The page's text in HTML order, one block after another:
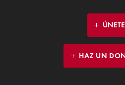
ÚNETE
HAZ UN